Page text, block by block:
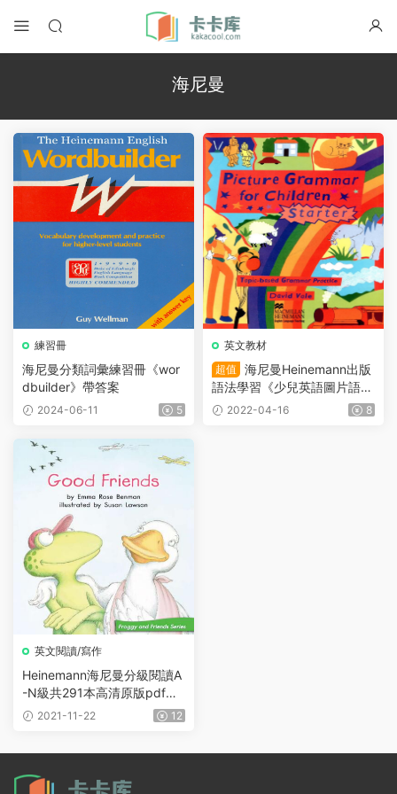
海尼曼
練習冊
海尼曼分類詞彙練習冊《wor
dbuilder》帶答案
2024-06-11 5
英文教材
超值
海尼曼Heinemann出版
語法學習《少兒英語圖片語法
書》全5冊PDF下載
2022-04-16 8
英文閱讀/寫作
Heinemann海尼曼分級閱讀A
-N級共291本高清原版pdf和
MP3音頻
2021-11-22 12